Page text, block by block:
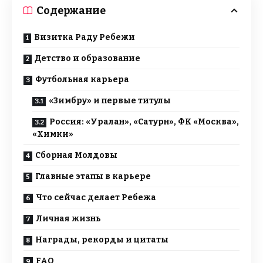
Содержание
Визитка Раду Ребежи
Детство и образование
Футбольная карьера
«Зимбру» и первые титулы
Россия: «Уралан», «Сатурн», ФК «Москва»,
«Химки»
Сборная Молдовы
Главные этапы в карьере
Что сейчас делает Ребежа
Личная жизнь
Награды, рекорды и цитаты
FAQ